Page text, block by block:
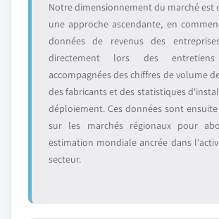
Notre dimensionnement du marché est
une approche ascendante, en
données de revenus des
directement lors des entretiens
accompagnées des chiffres de volume
des fabricants et des statistiques
déploiement. Ces données sont
sur les marchés régionaux pour
estimation mondiale ancrée dans
secteur.